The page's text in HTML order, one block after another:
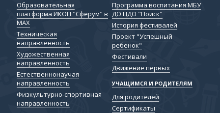
Образовательная
платформа ИКОП "Сферум" в
МАХ
Техническая
направленность
Художественная
направленность
Естественнонаучая
направленность
Физкультурно-спортивная
направленность
Программа воспитания МБУ
ДО ЦДО "Поиск"
История фестивалей
Проект "Успешный
ребенок"
Фестивали
Движение первых
УЧАЩИМСЯ И РОДИТЕЛЯМ
Для родителей
Сертификаты